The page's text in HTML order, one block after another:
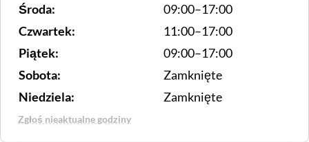
Środa:
09:00–17:00
Czwartek:
11:00–17:00
Piątek:
09:00–17:00
Sobota:
Zamknięte
Niedziela:
Zamknięte
Zgłoś nieaktualne godziny